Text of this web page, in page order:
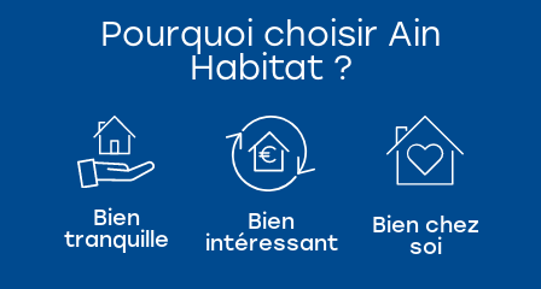
Pourquoi choisir Ain
Habitat ?
Bien
tranquille
Bien
intéressant
Bien chez
soi